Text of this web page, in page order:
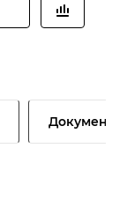
Документы